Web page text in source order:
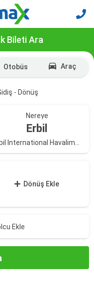
Bileti Ara
Otobüs Araç
- Dönüş
Nereye
Erbil
Dönüş Ekle
Ekle